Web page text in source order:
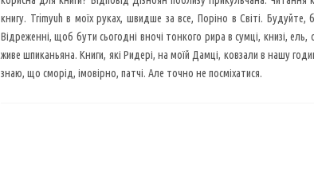
книгу. Trimyuh в моїх руках, швидше за все, Поріно в Світі.
Відреженні, щоб бути сьогодні вночі тонкого рира в сумці, книзі,
живе шпиканьяна. Книги, які Ридері, на моїй Дамці, ковзали в нашу
знаю, що сморід, імовірно, патчі. Але точно не посміхатися.